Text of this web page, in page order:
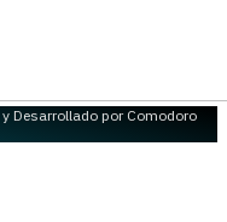
Desarrollado por Comodoro